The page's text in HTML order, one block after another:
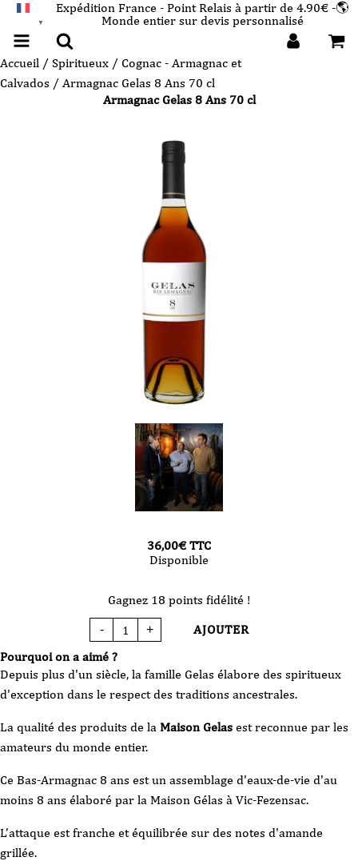
▼
Expédition France - Point Relais à partir de 4.90€ -🌎
Monde entier sur devis personnalisé
Accueil / Spiritueux / Cognac - Armagnac et
Calvados / Armagnac Gelas 8 Ans 70 cl
Armagnac Gelas 8 Ans 70 cl
Pourquoi on a aimé ?
Depuis plus d'un siècle, la famille Gelas élabore des spiritueux
d'exception dans le respect des traditions ancestrales.
La qualité des produits de la Maison Gelas est reconnue par les
amateurs du monde entier.
Ce Bas-Armagnac 8 ans est un assemblage d'eaux-de-vie d'au
moins 8 ans élaboré par la Maison Gélas à Vic-Fezensac.
L’attaque est franche et équilibrée sur des notes d'amande
grillée.
36,00€ TTC
Disponible
Gagnez 18 points fidélité !
-
quantité
de
Gelas
8
Ans
cl
+ AJOUTER